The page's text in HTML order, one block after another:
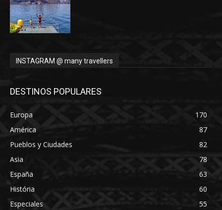
INSTAGRAM @ many travellers
DESTINOS POPULARES
Europa
170
América
87
Pueblos y Ciudades
82
Asia
78
España
63
História
60
Especiales
55